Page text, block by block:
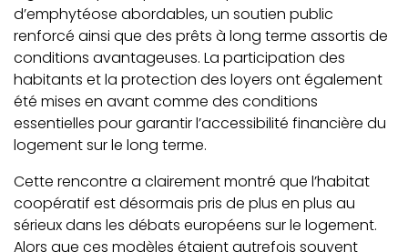
d’emphytéose abordables, un soutien public
renforcé ainsi que des prêts à long terme assortis de
conditions avantageuses. La participation des
habitants et la protection des loyers ont également
été mises en avant comme des conditions
essentielles pour garantir l’accessibilité financière du
logement sur le long terme.
Cette rencontre a clairement montré que l’habitat
coopératif est désormais pris de plus en plus au
sérieux dans les débats européens sur le logement.
Alors que ces modèles étaient autrefois souvent